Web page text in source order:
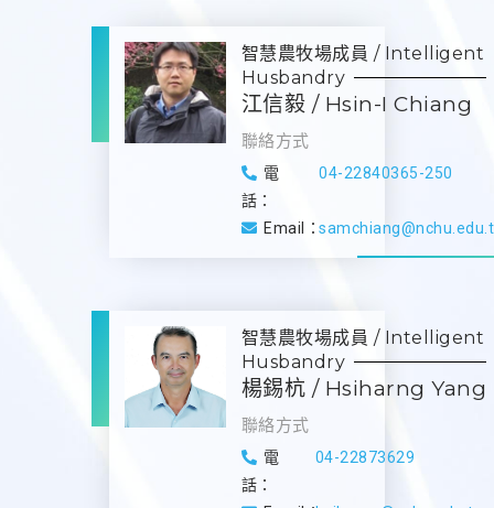
智慧農牧場成員 / Intelligent
Husbandry
江信毅 / Hsin-I Chiang
聯絡方式
電
話：
04-22840365-250
Email：
智慧農牧場成員 / Intelligent
Husbandry
楊錫杭 / Hsiharng Yang
聯絡方式
電
話：
04-22873629